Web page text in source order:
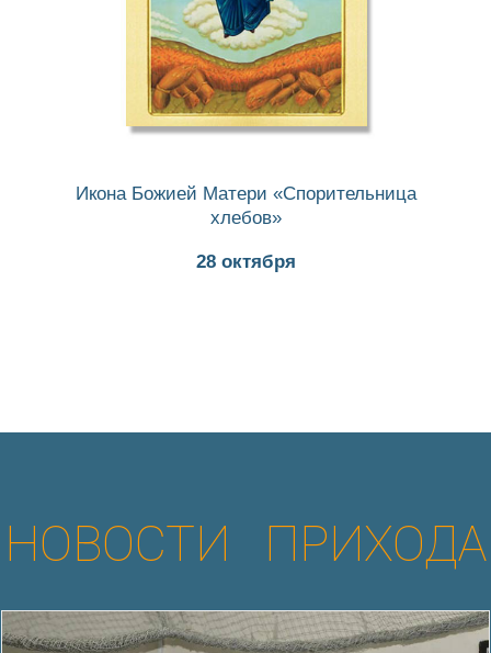
Икона Божией Матери «Спорительница
хлебов»
28 октября
НОВОСТИ ПРИХОДА